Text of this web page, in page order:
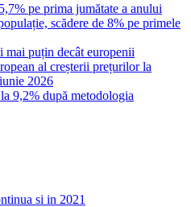
pe prima jumătate a anului
scădere de 8% pe primele
mai puțin decât europenii
al creșterii prețurilor la
2026
9,2% după metodologia
si in 2021